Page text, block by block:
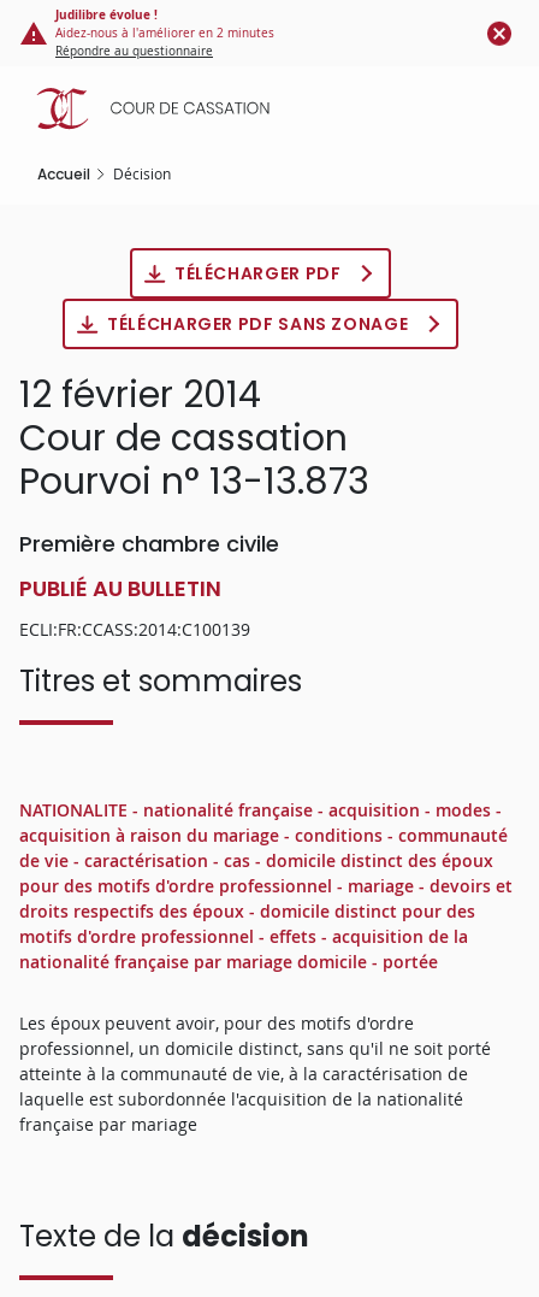
Panneau de gestion des cookies
contenu
principal
Judilibre évolue !
Aidez-nous à l'améliorer en 2 minutes
Répondre au questionnaire
Accueil Décision
TÉLÉCHARGER PDF
TÉLÉCHARGER PDF SANS ZONAGE
12 février 2014
Cour de cassation
Pourvoi n° 13-13.873
Première chambre civile
PUBLIÉ AU BULLETIN
ECLI:FR:CCASS:2014:C100139
Titres et sommaires
NATIONALITE - nationalité française - acquisition - modes -
acquisition à raison du mariage - conditions - communauté
de vie - caractérisation - cas - domicile distinct des époux
pour des motifs d'ordre professionnel - mariage - devoirs et
droits respectifs des époux - domicile distinct pour des
motifs d'ordre professionnel - effets - acquisition de la
nationalité française par mariage domicile - portée
Les époux peuvent avoir, pour des motifs d'ordre
professionnel, un domicile distinct, sans qu'il ne soit porté
atteinte à la communauté de vie, à la caractérisation de
laquelle est subordonnée l'acquisition de la nationalité
française par mariage
Texte de la décision